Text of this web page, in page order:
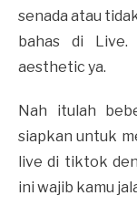
senada atau
bahas di Live.
aesthetic ya.
Nah itulah
siapkan untuk
live di tiktok
ini wajib kamu